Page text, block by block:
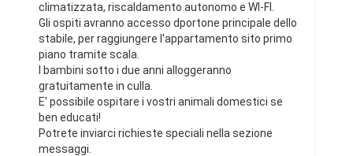
climatizzata, riscaldamento autonomo e WI-FI.
Gli ospiti avranno accesso dportone principale dello
stabile, per raggiungere l'appartamento sito primo
piano tramite scala.
I bambini sotto i due anni alloggeranno
gratuitamente in culla.
E' possibile ospitare i vostri animali domestici se
ben educati!
Potrete inviarci richieste speciali nella sezione
messaggi.